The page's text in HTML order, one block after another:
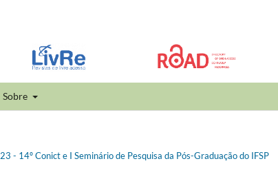
Sobre
- 14º Conict e I Seminário de Pesquisa da Pós-Graduação do IFSP